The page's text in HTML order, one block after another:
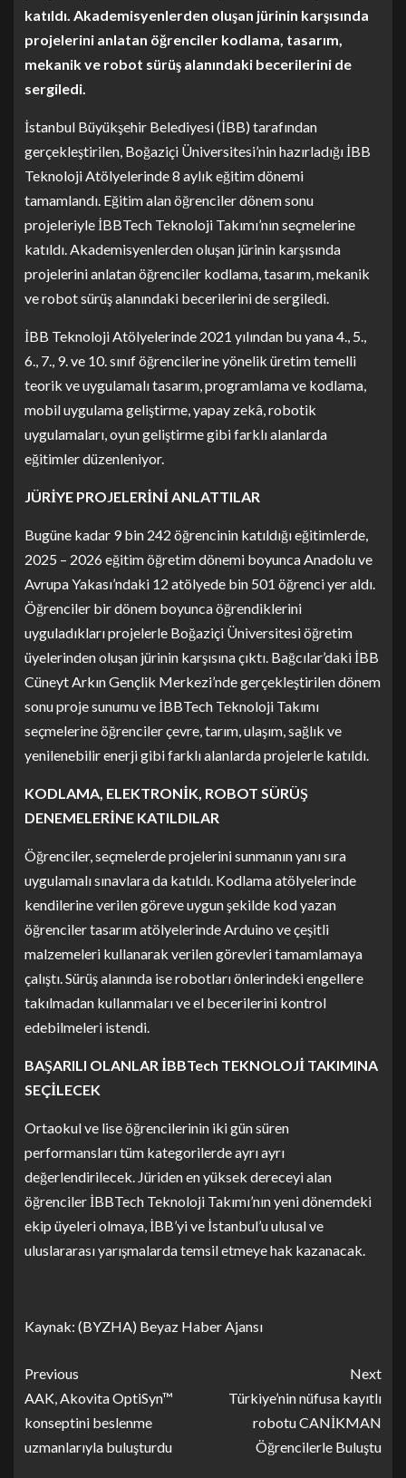
katıldı. Akademisyenlerden oluşan jürinin karşısında
projelerini anlatan öğrenciler kodlama, tasarım,
mekanik ve robot sürüş alanındaki becerilerini de
sergiledi.
İstanbul Büyükşehir Belediyesi (İBB) tarafından
gerçekleştirilen, Boğaziçi Üniversitesi’nin hazırladığı İBB
Teknoloji Atölyelerinde 8 aylık eğitim dönemi
tamamlandı. Eğitim alan öğrenciler dönem sonu
projeleriyle İBBTech Teknoloji Takımı’nın seçmelerine
katıldı. Akademisyenlerden oluşan jürinin karşısında
projelerini anlatan öğrenciler kodlama, tasarım, mekanik
ve robot sürüş alanındaki becerilerini de sergiledi.
İBB Teknoloji Atölyelerinde 2021 yılından bu yana 4., 5.,
6., 7., 9. ve 10. sınıf öğrencilerine yönelik üretim temelli
teorik ve uygulamalı tasarım, programlama ve kodlama,
mobil uygulama geliştirme, yapay zekâ, robotik
uygulamaları, oyun geliştirme gibi farklı alanlarda
eğitimler düzenleniyor.
JÜRİYE PROJELERİNİ ANLATTILAR
Bugüne kadar 9 bin 242 öğrencinin katıldığı eğitimlerde,
2025 – 2026 eğitim öğretim dönemi boyunca Anadolu ve
Avrupa Yakası’ndaki 12 atölyede bin 501 öğrenci yer aldı.
Öğrenciler bir dönem boyunca öğrendiklerini
uyguladıkları projelerle Boğaziçi Üniversitesi öğretim
üyelerinden oluşan jürinin karşısına çıktı. Bağcılar’daki İBB
Cüneyt Arkın Gençlik Merkezi’nde gerçekleştirilen dönem
sonu proje sunumu ve İBBTech Teknoloji Takımı
seçmelerine öğrenciler çevre, tarım, ulaşım, sağlık ve
yenilenebilir enerji gibi farklı alanlarda projelerle katıldı.
KODLAMA, ELEKTRONİK, ROBOT SÜRÜŞ
DENEMELERİNE KATILDILAR
Öğrenciler, seçmelerde projelerini sunmanın yanı sıra
uygulamalı sınavlara da katıldı. Kodlama atölyelerinde
kendilerine verilen göreve uygun şekilde kod yazan
öğrenciler tasarım atölyelerinde Arduino ve çeşitli
malzemeleri kullanarak verilen görevleri tamamlamaya
çalıştı. Sürüş alanında ise robotları önlerindeki engellere
takılmadan kullanmaları ve el becerilerini kontrol
edebilmeleri istendi.
BAŞARILI OLANLAR İBBTech TEKNOLOJİ TAKIMINA
SEÇİLECEK
Ortaokul ve lise öğrencilerinin iki gün süren
performansları tüm kategorilerde ayrı ayrı
değerlendirilecek. Jüriden en yüksek dereceyi alan
öğrenciler İBBTech Teknoloji Takımı’nın yeni dönemdeki
ekip üyeleri olmaya, İBB’yi ve İstanbul’u ulusal ve
uluslararası yarışmalarda temsil etmeye hak kazanacak.
Kaynak: (BYZHA) Beyaz Haber Ajansı
Previous
AAK, Akovita OptiSyn™
konseptini beslenme
uzmanlarıyla buluşturdu
Next
Türkiye’nin nüfusa kayıtlı
robotu CANİKMAN
Öğrencilerle Buluştu